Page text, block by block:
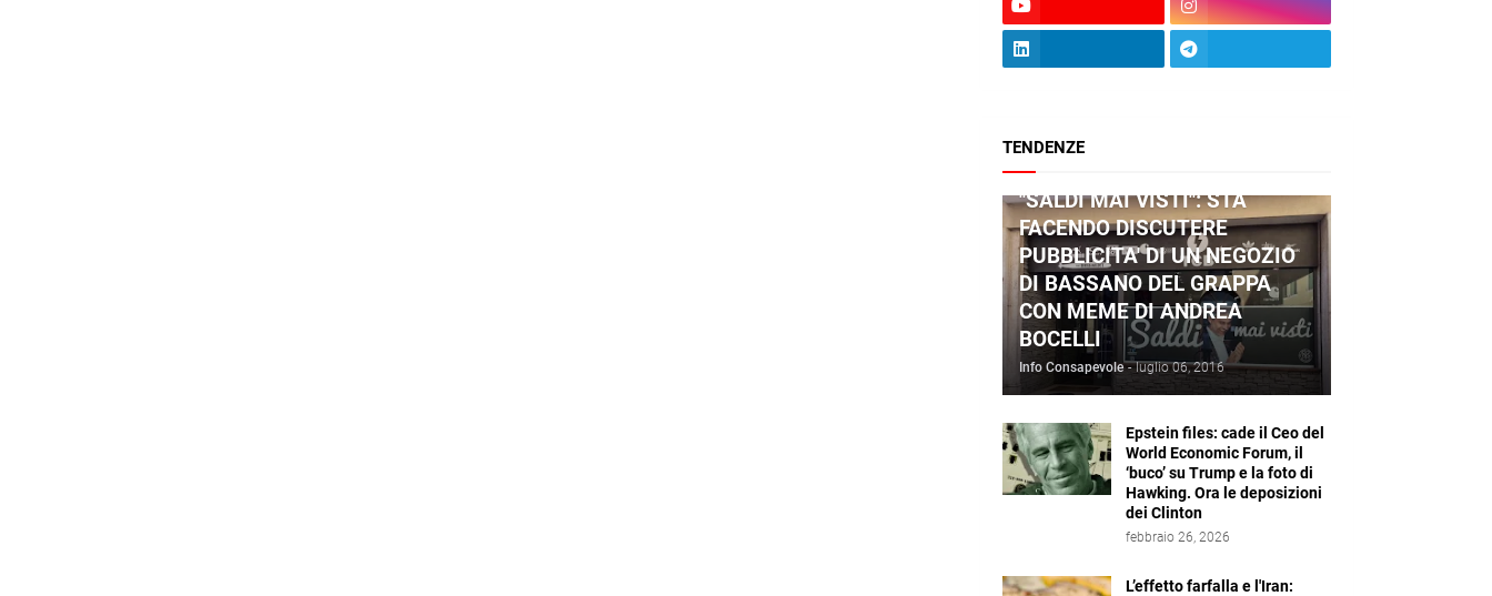
TENDENZE
"SALDI MAI VISTI": STA
FACENDO DISCUTERE
PUBBLICITA' DI UN NEGOZIO
DI BASSANO DEL GRAPPA
CON MEME DI ANDREA
BOCELLI
Info Consapevole - luglio 06, 2016
Epstein files: cade il Ceo del
World Economic Forum, il
‘buco’ su Trump e la foto di
Hawking. Ora le deposizioni
dei Clinton
febbraio 26, 2026
L’effetto farfalla e l'Iran: